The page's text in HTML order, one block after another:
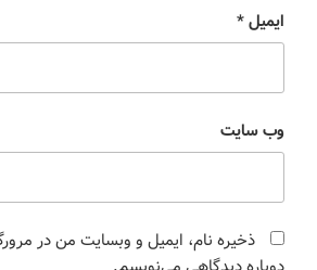
ایمیل*
وب‌ سایت
ذخیره نام، ایمیل و وبسایت من در